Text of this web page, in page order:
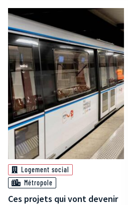
Logement social
Métropole
Ces projets qui vont devenir